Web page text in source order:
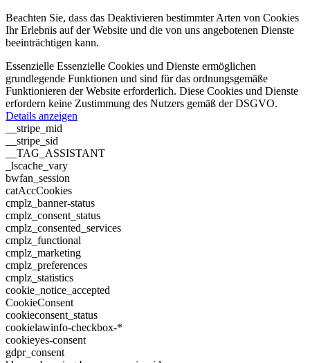
Beachten Sie, dass das Deaktivieren bestimmter Arten von Cookies
Ihr Erlebnis auf der Website und die von uns angebotenen Dienste
beeinträchtigen kann.
Essenzielle Essenzielle Cookies und Dienste ermöglichen
grundlegende Funktionen und sind für das ordnungsgemäße
Funktionieren der Website erforderlich. Diese Cookies und Dienste
erfordern keine Zustimmung des Nutzers gemäß der DSGVO.
Details anzeigen
__stripe_mid
__stripe_sid
__TAG_ASSISTANT
_lscache_vary
bwfan_session
catAccCookies
cmplz_banner-status
cmplz_consent_status
cmplz_consented_services
cmplz_functional
cmplz_marketing
cmplz_preferences
cmplz_statistics
cookie_notice_accepted
CookieConsent
cookieconsent_status
cookielawinfo-checkbox-*
cookieyes-consent
gdpr_consent